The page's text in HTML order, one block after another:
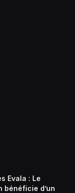
Evala : Le
bénéficie d’un